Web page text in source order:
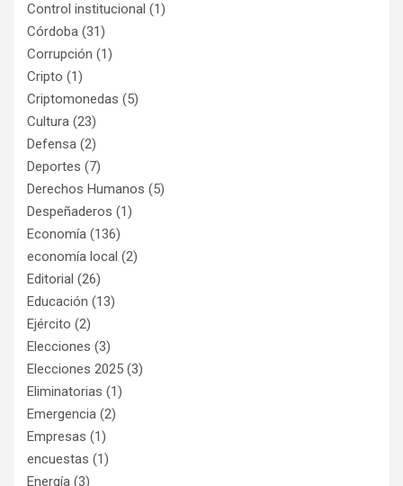
Control institucional (1)
Córdoba (31)
Corrupción (1)
Cripto (1)
Criptomonedas (5)
Cultura (23)
Defensa (2)
Deportes (7)
Derechos Humanos (5)
Despeñaderos (1)
Economía (136)
economía local (2)
Editorial (26)
Educación (13)
Ejército (2)
Elecciones (3)
Elecciones 2025 (3)
Eliminatorias (1)
Emergencia (2)
Empresas (1)
encuestas (1)
Energía (3)